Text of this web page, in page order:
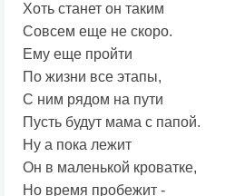
Хоть станет он таким
Совсем еще не скоро.
Ему еще пройти
По жизни все этапы,
С ним рядом на пути
Пусть будут мама с папой.
Ну а пока лежит
Он в маленькой кроватке,
Но время пробежит -